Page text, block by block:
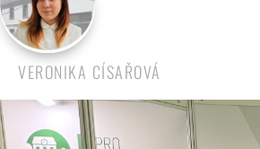
VERONIKA CÍSAŘOVÁ